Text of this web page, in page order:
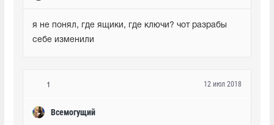
я не понял, где ящики, где ключи? чот разрабы
себе изменили
1
Всемогущий
12 июл 2018